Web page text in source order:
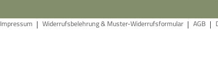
Impressum Widerrufsbelehrung & Muster-Widerrufsformular AGB